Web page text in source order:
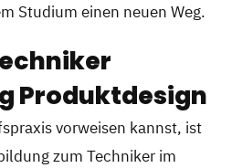
Studium einen neuen Weg.
Produktdesign
vorweisen kannst, ist
zum Techniker im